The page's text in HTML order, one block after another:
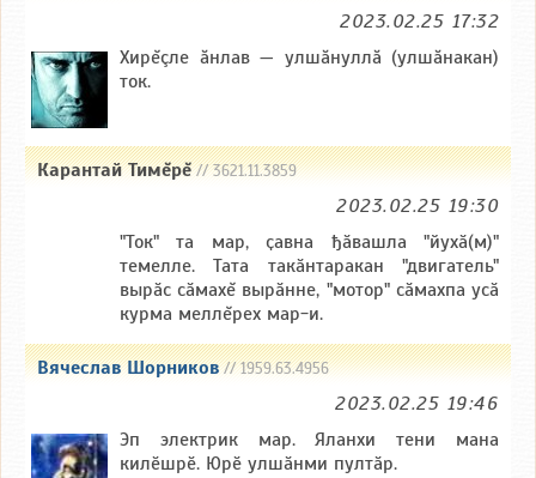
2023.02.25 17:32
Хирĕçле ăнлав — улшăнуллă (улшăнакан)
ток.
Карантай Тимĕрĕ// 3621.11.3859
2023.02.25 19:30
"Ток" та мар, ҫавна ђӑвашла "йухӑ(м)"
темелле. Тата такӑнтаракан "двигатель"
вырӑс сӑмахĕ вырӑнне, "мотор" сӑмахпа усӑ
курма меллĕрех мар-и.
Вячеслав Шорников// 1959.63.4956
2023.02.25 19:46
Эп электрик мар. Яланхи тени мана
килӗшрӗ. Юрӗ улшӑнми пултӑр.